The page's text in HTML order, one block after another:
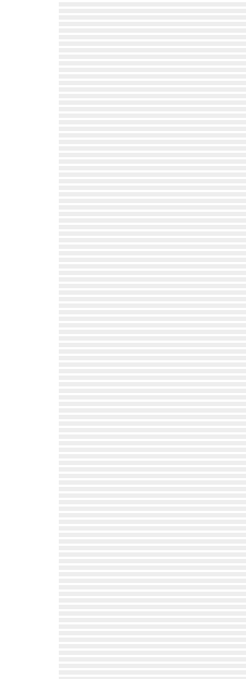
ック【SPF50+・PA++++】
クリーム【SPF30・PA+++】
レンジングジェル アロマティー
ャイン オリジナル
ャイン ローズピンク
シャイン ココア
ブスティック
ライトUVモイスチャー マリアリゲル
クリアパック
石けん
フォーム
透水 モイストリッチ
透水 モイストリッチ 詰替用
透水 バランシング
透水 バランシング 詰替用
液
容液 詰替用
ーム
リーム 詰替用
ト
ん
ングピンク
リップバーム PR
リップバーム AH
限定ボトル
ーム
プスティックＣ
ォッシュ